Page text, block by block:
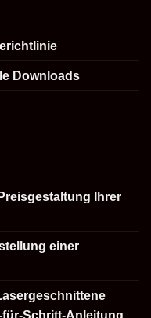
Downloads
Ihrer
einer
Schritt-Anleitung